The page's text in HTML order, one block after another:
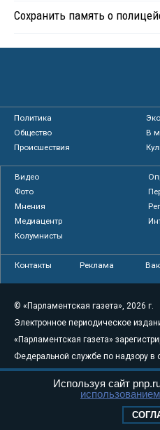
Сохранить память о
Политика
Общество
В
Происшествия
Видео
Фото
Мнения
Медиацентр
Колумнисты
Контакты Реклама
© «Парламентская газета», 2026 г.
Электронное периодическое
«Парламентская газета»
Федеральной службе по надзору в
связи, информационных
массовых коммуникаций
Свидетельство о регистрации Эл
Используя сайт